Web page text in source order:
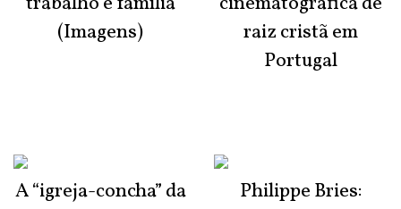
(Imagens)
A “igreja-concha” da
raiz cristã em
Portugal
Philippe Bries: